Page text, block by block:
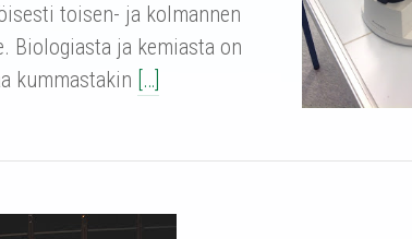
toisen- ja kolmannen
Biologiasta ja kemiasta on
kummastakin […]